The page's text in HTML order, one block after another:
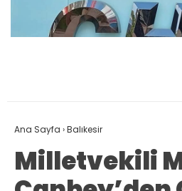
Ana Sayfa ›Balıkesir
Milletvekili